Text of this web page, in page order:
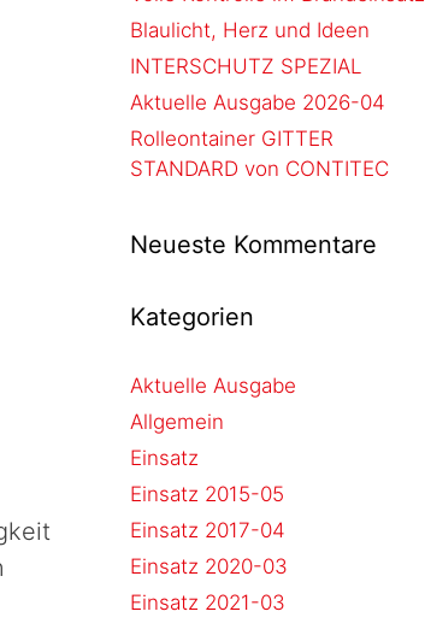
Blaulicht, Herz und Ideen
INTERSCHUTZ SPEZIAL
Aktuelle Ausgabe 2026-04
Rolleontainer GITTER
STANDARD von CONTITEC
Neueste Kommentare
Kategorien
Aktuelle Ausgabe
Allgemein
Einsatz
Einsatz 2015-05
Einsatz 2017-04
Einsatz 2020-03
Einsatz 2021-03